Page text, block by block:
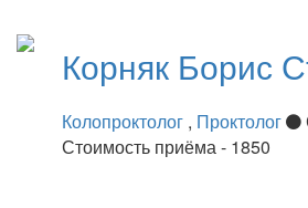
Корняк Борис
Колопроктолог , Проктолог
Стоимость приёма - 1850